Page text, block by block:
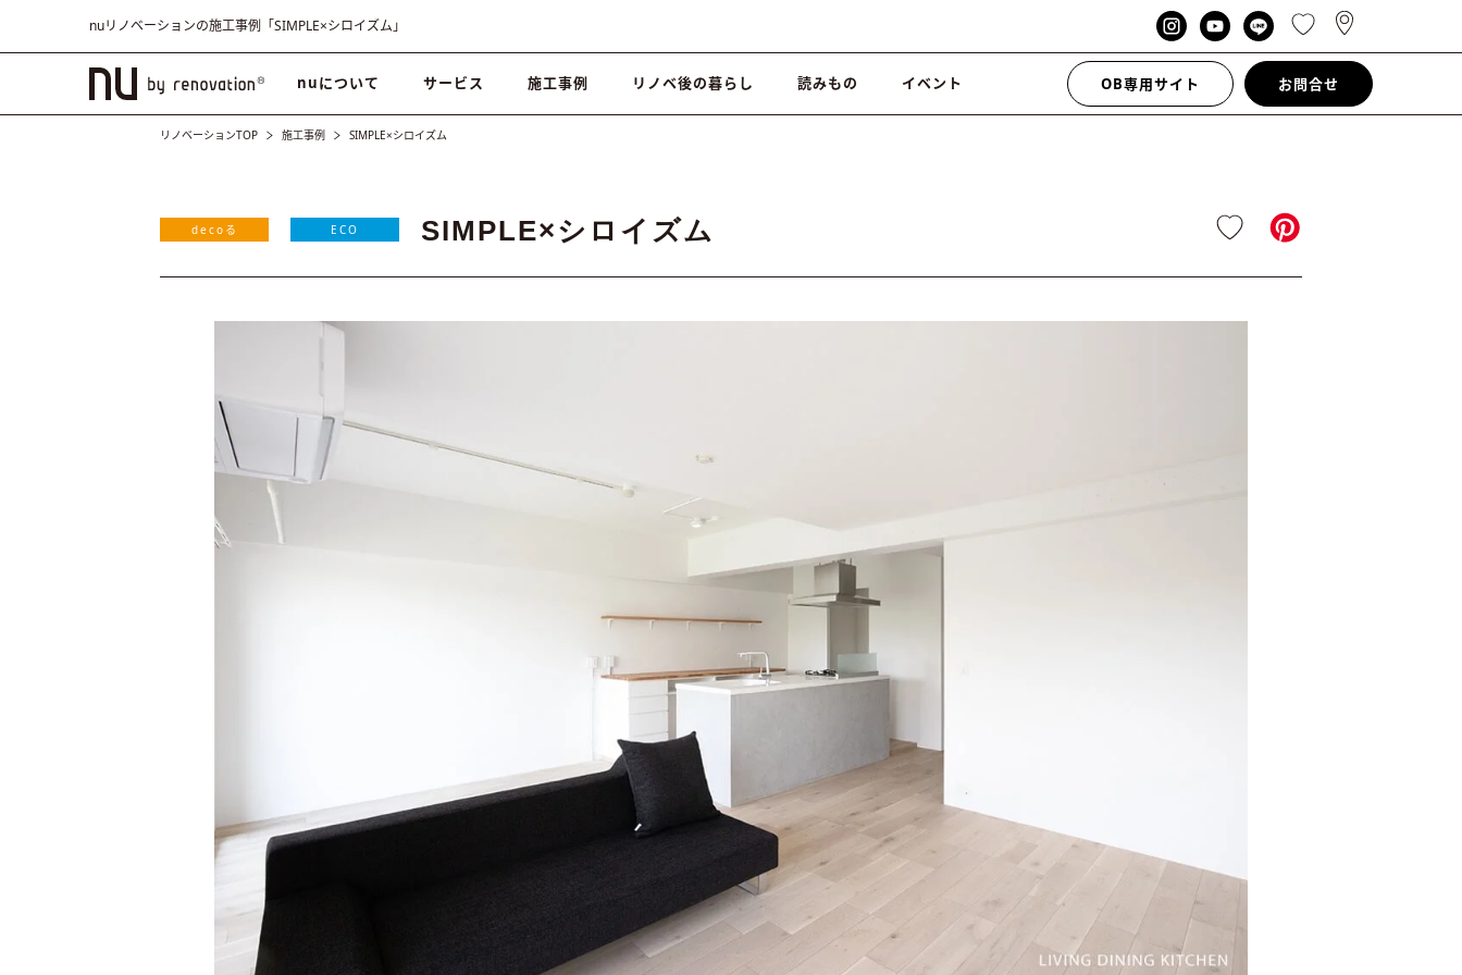
nuリノベーションの施工事例「SIMPLE×シロイズム」
nuについて サービス 施工事例 リノベ後の暮らし 読みもの イベント OB専用サイト お問合せ
リノベーションTOP 施工事例 SIMPLE×シロイズム
decoる ECO SIMPLE×シロイズム